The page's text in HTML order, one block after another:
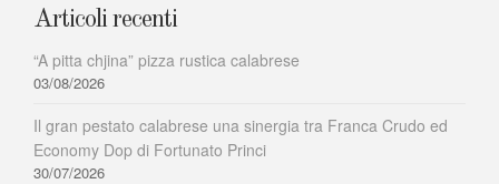
Articoli recenti
“A pitta chjina” pizza rustica calabrese
03/08/2026
Il gran pestato calabrese una sinergia tra Franca Crudo ed
Economy Dop di Fortunato Princi
30/07/2026